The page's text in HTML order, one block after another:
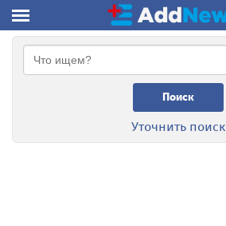
Поиск
Уточнить поиск